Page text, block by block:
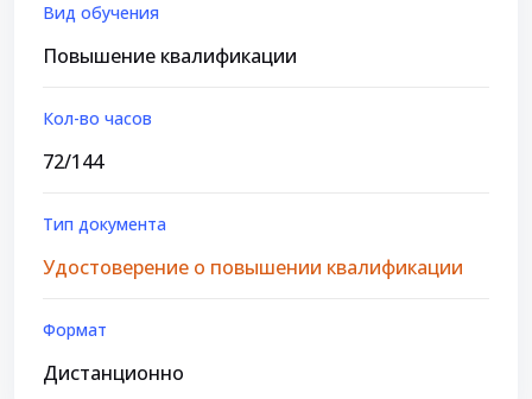
Вид обучения
Повышение квалификации
Кол-во часов
72/144
Тип документа
Удостоверение о повышении квалификации
Формат
Дистанционно